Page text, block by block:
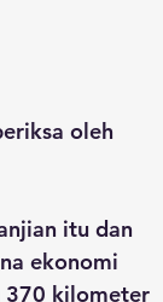
oleh
itu dan
ekonomi
370 kilometer